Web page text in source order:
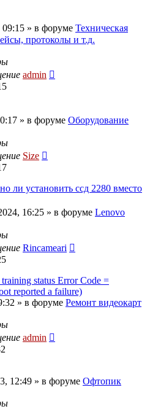
09:15 » в форуме Техническая
протоколы и т.д.
admin
» в форуме Оборудование
Size
ли установить ссд 2280 вместо
16:25 » в форуме Lenovo
Rincameari
status Error Code =
reported a failure)
» в форуме Ремонт видеокарт
admin
12:49 » в форуме Офтопик